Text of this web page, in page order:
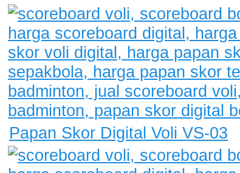
Papan Skor Digital Voli VS-03